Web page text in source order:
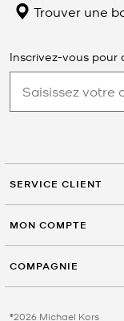
Trouver une
Inscrivez-vous pour
SERVICE CLIENT
MON COMPTE
COMPAGNIE
©2026 Michael Kors